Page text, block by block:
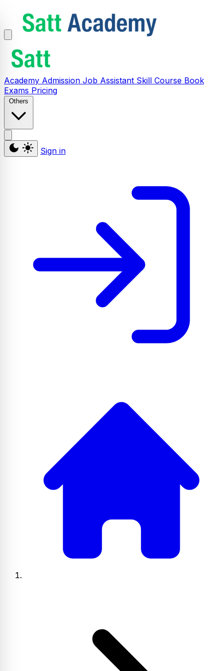
Academy Admission Job Assistant Skill Course Book
Exams Pricing
Others
Sign in